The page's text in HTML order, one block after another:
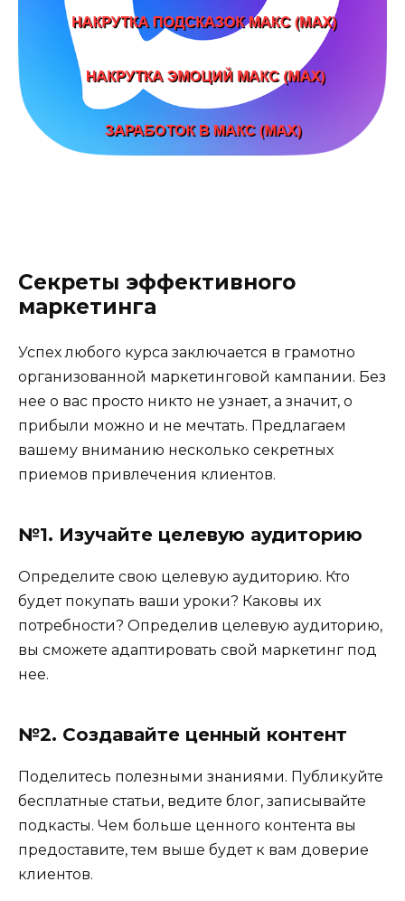
Секреты эффективного
маркетинга
Успех любого курса заключается в грамотно
организованной маркетинговой кампании. Без
нее о вас просто никто не узнает, а значит, о
прибыли можно и не мечтать. Предлагаем
вашему вниманию несколько секретных
приемов привлечения клиентов.
№1. Изучайте целевую аудиторию
Определите свою целевую аудиторию. Кто
будет покупать ваши уроки? Каковы их
потребности? Определив целевую аудиторию,
вы сможете адаптировать свой маркетинг под
нее.
№2. Создавайте ценный контент
Поделитесь полезными знаниями. Публикуйте
бесплатные статьи, ведите блог, записывайте
подкасты. Чем больше ценного контента вы
предоставите, тем выше будет к вам доверие
клиентов.